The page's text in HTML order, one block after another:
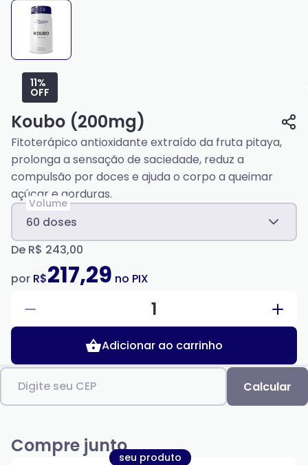
11%
OFF
Koubo (200mg)
Fitoterápico antioxidante extraído da fruta pitaya,
prolonga a sensação de saciedade, reduz a
compulsão por doces e ajuda o corpo a queimar
açúcar e gorduras.
Volume
60 doses
De R$ 243,00
por R$217,29 no PIX
1
Adicionar ao carrinho
Digite seu CEP Calcular
Compre junto
seu produto